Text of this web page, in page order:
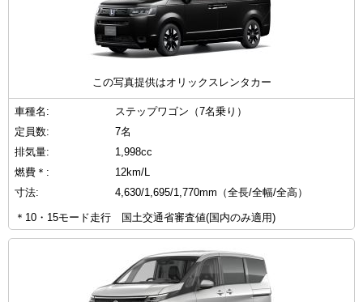
この写真提供はオリックスレンタカー
車種名:
ステップワゴン（7名乗り）
定員数:
7名
排気量:
1,998cc
燃費＊:
12km/L
寸法:
4,630/1,695/1,770mm（全長/全幅/全高）
＊10・15モード走行 国土交通省審査値(国内のみ適用)